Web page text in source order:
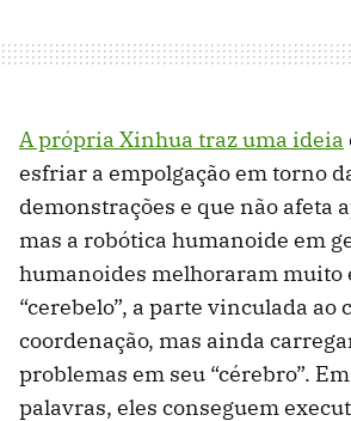
A própria Xinhua traz uma ideia
esfriar a empolgação em torno
demonstrações e que não afeta
mas a robótica humanoide em
humanoides melhoraram muito
“cerebelo”, a parte vinculada ao
coordenação, mas ainda
problemas em seu “cérebro”.
palavras, eles conseguem